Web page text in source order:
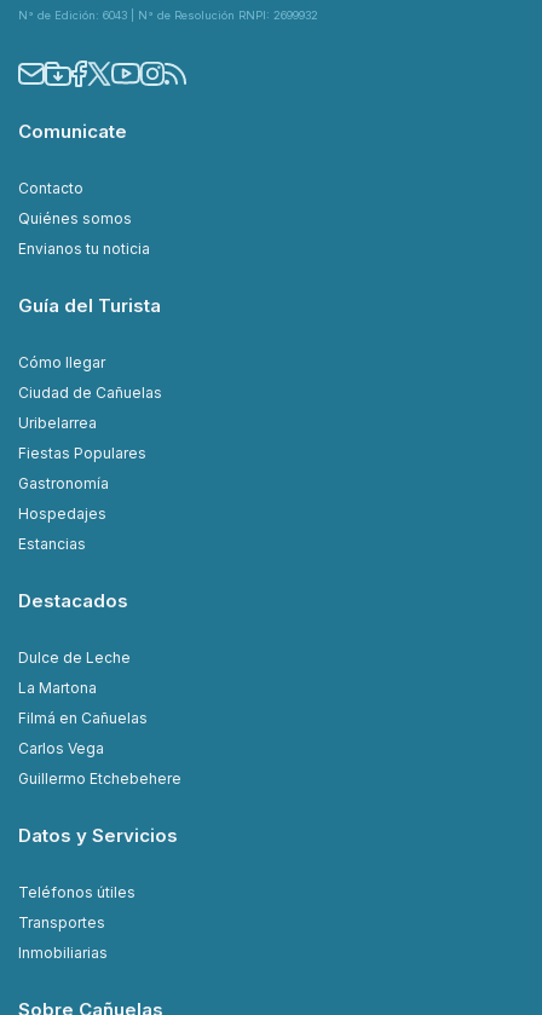
N° de Edición: 6043 | N° de Resolución RNPI: 2699932
Comunicate
Contacto
Quiénes somos
Envianos tu noticia
Guía del Turista
Cómo llegar
Ciudad de Cañuelas
Uribelarrea
Fiestas Populares
Gastronomía
Hospedajes
Estancias
Destacados
Dulce de Leche
La Martona
Filmá en Cañuelas
Carlos Vega
Guillermo Etchebehere
Datos y Servicios
Teléfonos útiles
Transportes
Inmobiliarias
Sobre Cañuelas